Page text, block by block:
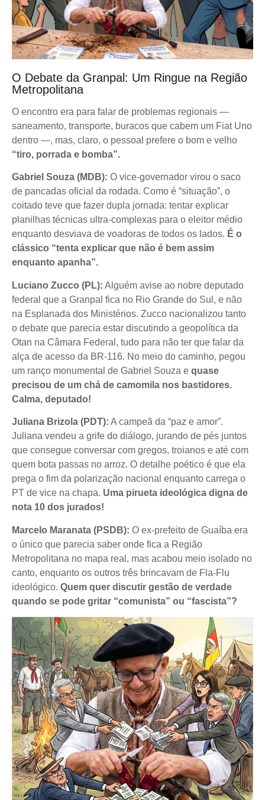
O Debate da Granpal: Um Ringue na Região
Metropolitana
O encontro era para falar de problemas regionais —
saneamento, transporte, buracos que cabem um Fiat Uno
dentro —, mas, claro, o pessoal prefere o bom e velho
“tiro, porrada e bomba”.
Gabriel Souza (MDB): O vice-governador virou o saco
de pancadas oficial da rodada. Como é “situação”, o
coitado teve que fazer dupla jornada: tentar explicar
planilhas técnicas ultra-complexas para o eleitor médio
enquanto desviava de voadoras de todos os lados. É o
clássico “tenta explicar que não é bem assim
enquanto apanha”.
Luciano Zucco (PL): Alguém avise ao nobre deputado
federal que a Granpal fica no Rio Grande do Sul, e não
na Esplanada dos Ministérios. Zucco nacionalizou tanto
o debate que parecia estar discutindo a geopolítica da
Otan na Câmara Federal, tudo para não ter que falar da
alça de acesso da BR-116. No meio do caminho, pegou
um ranço monumental de Gabriel Souza e quase
precisou de um chá de camomila nos bastidores.
Calma, deputado!
Juliana Brizola (PDT): A campeã da “paz e amor”.
Juliana vendeu a grife do diálogo, jurando de pés juntos
que consegue conversar com gregos, troianos e até com
quem bota passas no arroz. O detalhe poético é que ela
prega o fim da polarização nacional enquanto carrega o
PT de vice na chapa. Uma pirueta ideológica digna de
nota 10 dos jurados!
Marcelo Maranata (PSDB): O ex-prefeito de Guaíba era
o único que parecia saber onde fica a Região
Metropolitana no mapa real, mas acabou meio isolado no
canto, enquanto os outros três brincavam de Fla-Flu
ideológico. Quem quer discutir gestão de verdade
quando se pode gritar “comunista” ou “fascista”?